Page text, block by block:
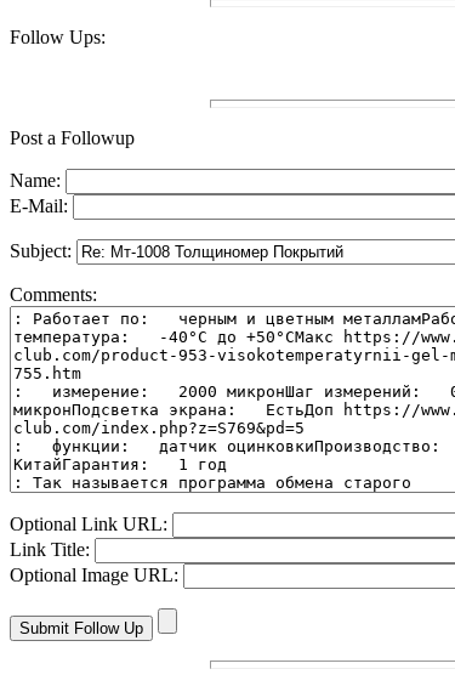
Follow Ups:
Post a Followup
Name:
E-Mail:
Subject:
Comments:
Optional Link URL:
Link Title:
Optional Image URL: